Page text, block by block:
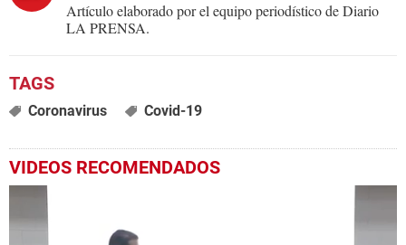
Artículo elaborado por el equipo periodístico de Diario
LA PRENSA.
Coronavirus Covid-19
VIDEOS RECOMENDADOS